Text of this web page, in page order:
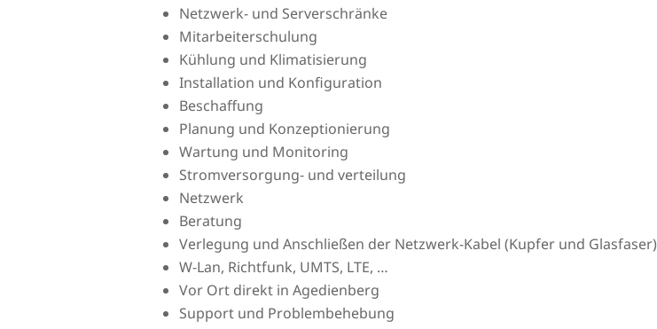
Netzwerk- und Serverschränke
Mitarbeiterschulung
Kühlung und Klimatisierung
Installation und Konfiguration
Beschaffung
Planung und Konzeptionierung
Wartung und Monitoring
Stromversorgung- und verteilung
Netzwerk
Beratung
Verlegung und Anschließen der Netzwerk-Kabel (Kupfer und Glasfaser)
W-Lan, Richtfunk, UMTS, LTE, …
Vor Ort direkt in Agedienberg
Support und Problembehebung